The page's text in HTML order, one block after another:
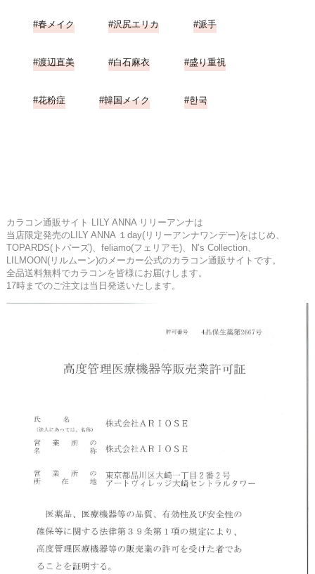
春メイク 沢尻エリカ 派手
渡辺直美 白石麻衣 盛り重視
花粉症 韓国メイク 한국
カラコン通販サイト LILY ANNA リリーアンナは
当店限定発売のLILY ANNA １day(リリーアンナワンデー)をはじめ、
TOPARDS(トパーズ)、feliamo(フェリアモ)、N’s Collection、
LILMOON(リルムーン)のメーカー公式のカラコン通販サイトです。
全品送料無料でカラコンを皆様にお届けします。
17時までのご注文は当日発送いたします。